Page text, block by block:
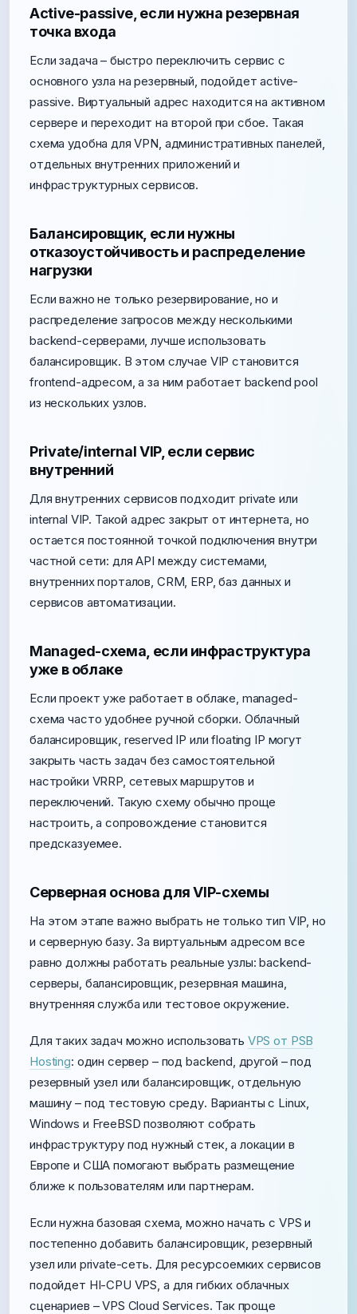
Active-passive, если нужна резервная
точка входа
Если задача – быстро переключить сервис с
основного узла на резервный, подойдет active-
passive. Виртуальный адрес находится на активном
сервере и переходит на второй при сбое. Такая
схема удобна для VPN, административных панелей,
отдельных внутренних приложений и
инфраструктурных сервисов.
Балансировщик, если нужны
отказоустойчивость и распределение
нагрузки
Если важно не только резервирование, но и
распределение запросов между несколькими
backend-серверами, лучше использовать
балансировщик. В этом случае VIP становится
frontend-адресом, а за ним работает backend pool
из нескольких узлов.
Private/internal VIP, если сервис
внутренний
Для внутренних сервисов подходит private или
internal VIP. Такой адрес закрыт от интернета, но
остается постоянной точкой подключения внутри
частной сети: для API между системами,
внутренних порталов, CRM, ERP, баз данных и
сервисов автоматизации.
Managed-схема, если инфраструктура
уже в облаке
Если проект уже работает в облаке, managed-
схема часто удобнее ручной сборки. Облачный
балансировщик, reserved IP или floating IP могут
закрыть часть задач без самостоятельной
настройки VRRP, сетевых маршрутов и
переключений. Такую схему обычно проще
настроить, а сопровождение становится
предсказуемее.
Серверная основа для VIP-схемы
На этом этапе важно выбрать не только тип VIP, но
и серверную базу. За виртуальным адресом все
равно должны работать реальные узлы: backend-
серверы, балансировщик, резервная машина,
внутренняя служба или тестовое окружение.
Для таких задач можно использовать VPS от PSB
Hosting: один сервер – под backend, другой – под
резервный узел или балансировщик, отдельную
машину – под тестовую среду. Варианты с Linux,
Windows и FreeBSD позволяют собрать
инфраструктуру под нужный стек, а локации в
Европе и США помогают выбрать размещение
ближе к пользователям или партнерам.
Если нужна базовая схема, можно начать с VPS и
постепенно добавить балансировщик, резервный
узел или private-сеть. Для ресурсоемких сервисов
подойдет HI-CPU VPS, а для гибких облачных
сценариев – VPS Cloud Services. Так проще